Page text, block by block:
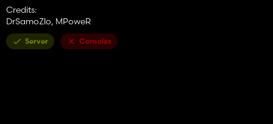
Credits:
DrSamoZlo, MPoweR
Server Consoles